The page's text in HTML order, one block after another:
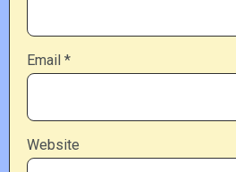
Email *
Website